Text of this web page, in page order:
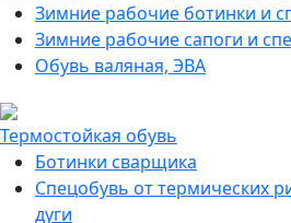
Зимние рабочие ботинки и
Зимние рабочие сапоги и
Обувь валяная, ЭВА
Термостойкая обувь
Ботинки сварщика
Спецобувь от термических
дуги